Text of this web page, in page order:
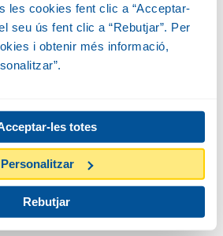
les cookies fent clic a “Acceptar-
seu ús fent clic a “Rebutjar”. Per
i obtenir més informació,
les totes
Personalitzar
Rebutjar de conservació